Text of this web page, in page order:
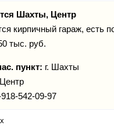
Шахты, Центр
кирпичный гараж, есть
тыс. руб.
пункт: г. Шахты
Центр
542-09-97